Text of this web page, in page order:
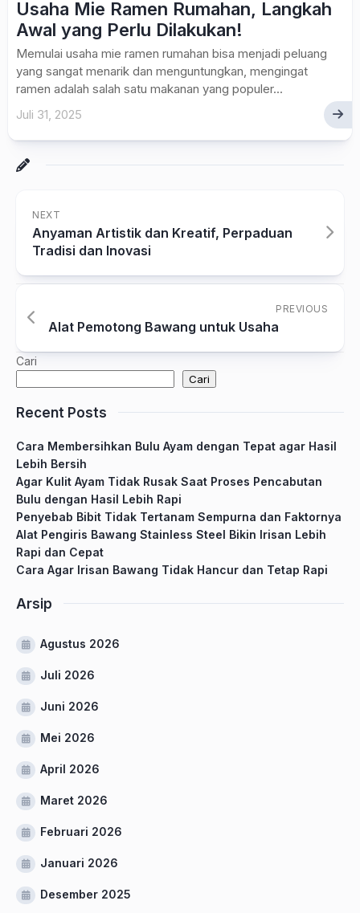
Usaha Mie Ramen Rumahan, Langkah
Awal yang Perlu Dilakukan!
Memulai usaha mie ramen rumahan bisa menjadi peluang
yang sangat menarik dan menguntungkan, mengingat
ramen adalah salah satu makanan yang populer...
Juli 31, 2025
NEXT
Anyaman Artistik dan Kreatif, Perpaduan
Tradisi dan Inovasi
PREVIOUS
Alat Pemotong Bawang untuk Usaha
Cari
Cari
Recent Posts
Cara Membersihkan Bulu Ayam dengan Tepat agar Hasil
Lebih Bersih
Agar Kulit Ayam Tidak Rusak Saat Proses Pencabutan
Bulu dengan Hasil Lebih Rapi
Penyebab Bibit Tidak Tertanam Sempurna dan Faktornya
Alat Pengiris Bawang Stainless Steel Bikin Irisan Lebih
Rapi dan Cepat
Cara Agar Irisan Bawang Tidak Hancur dan Tetap Rapi
Arsip
Agustus 2026
Juli 2026
Juni 2026
Mei 2026
April 2026
Maret 2026
Februari 2026
Januari 2026
Desember 2025